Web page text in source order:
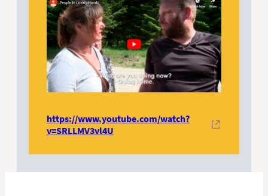
https://www.youtube.com/watch?
v=SRLLMV3vl4U